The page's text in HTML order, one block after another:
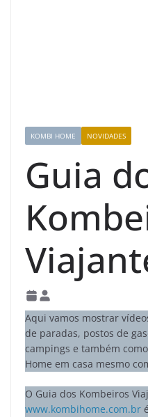
KOMBI HOME NOVIDADES
Guia
Aqui vamos mostrar
de paradas, postos de
campings e também
Home em casa mesmo
O Guia dos Kombeiros
www.kombihome.com.br